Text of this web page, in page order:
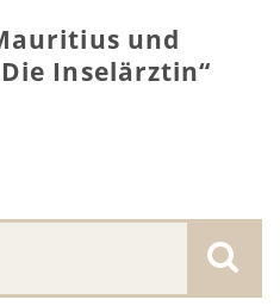
und
Inselärztin“